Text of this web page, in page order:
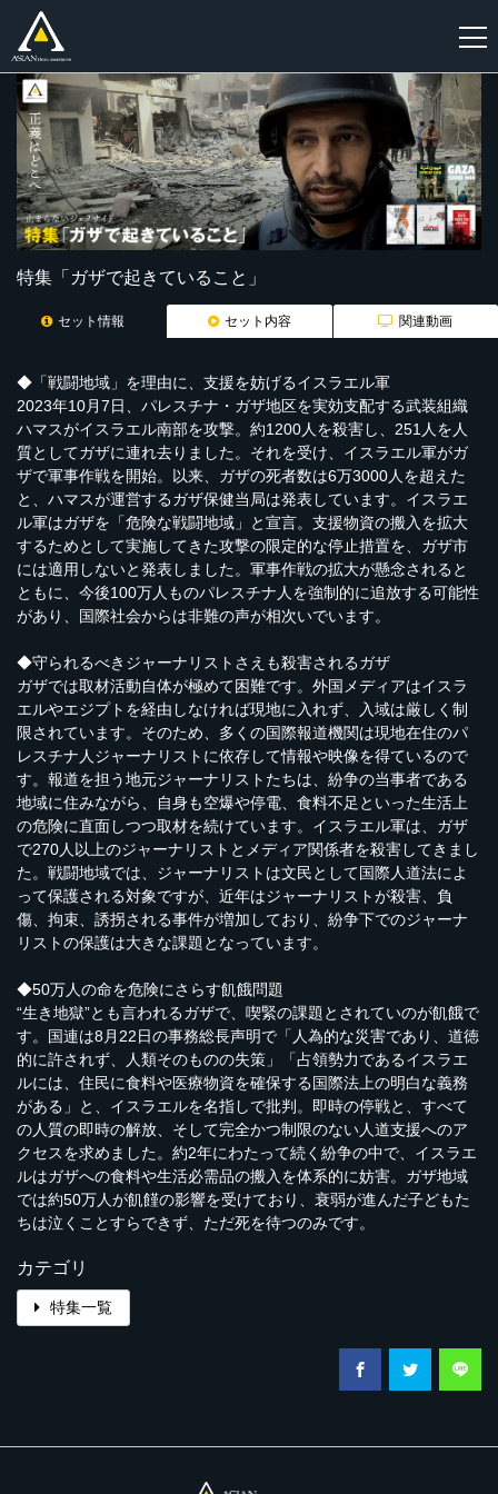
特集「ガザで起きていること」
セット情報 セット内容 関連動画
◆「戦闘地域」を理由に、支援を妨げるイスラエル軍
2023年10月7日、パレスチナ・ガザ地区を実効支配する武装組織
ハマスがイスラエル南部を攻撃。約1200人を殺害し、251人を人
質としてガザに連れ去りました。それを受け、イスラエル軍がガ
ザで軍事作戦を開始。以来、ガザの死者数は6万3000人を超えた
と、ハマスが運営するガザ保健当局は発表しています。イスラエ
ル軍はガザを「危険な戦闘地域」と宣言。支援物資の搬入を拡大
するためとして実施してきた攻撃の限定的な停止措置を、ガザ市
には適用しないと発表しました。軍事作戦の拡大が懸念されると
ともに、今後100万人ものパレスチナ人を強制的に追放する可能性
があり、国際社会からは非難の声が相次いでいます。
◆守られるべきジャーナリストさえも殺害されるガザ
ガザでは取材活動自体が極めて困難です。外国メディアはイスラ
エルやエジプトを経由しなければ現地に入れず、入域は厳しく制
限されています。そのため、多くの国際報道機関は現地在住のパ
レスチナ人ジャーナリストに依存して情報や映像を得ているので
す。報道を担う地元ジャーナリストたちは、紛争の当事者である
地域に住みながら、自身も空爆や停電、食料不足といった生活上
の危険に直面しつつ取材を続けています。イスラエル軍は、ガザ
で270人以上のジャーナリストとメディア関係者を殺害してきまし
た。戦闘地域では、ジャーナリストは文民として国際人道法によ
って保護される対象ですが、近年はジャーナリストが殺害、負
傷、拘束、誘拐される事件が増加しており、紛争下でのジャーナ
リストの保護は大きな課題となっています。
◆50万人の命を危険にさらす飢餓問題
“生き地獄”とも言われるガザで、喫緊の課題とされていのが飢餓で
す。国連は8月22日の事務総長声明で「人為的な災害であり、道徳
的に許されず、人類そのものの失策」「占領勢力であるイスラエ
ルには、住民に食料や医療物資を確保する国際法上の明白な義務
がある」と、イスラエルを名指しで批判。即時の停戦と、すべて
の人質の即時の解放、そして完全かつ制限のない人道支援へのア
クセスを求めました。約2年にわたって続く紛争の中で、イスラエ
ルはガザへの食料や生活必需品の搬入を体系的に妨害。ガザ地域
では約50万人が飢饉の影響を受けており、衰弱が進んだ子どもた
ちは泣くことすらできず、ただ死を待つのみです。
カテゴリ
特集一覧